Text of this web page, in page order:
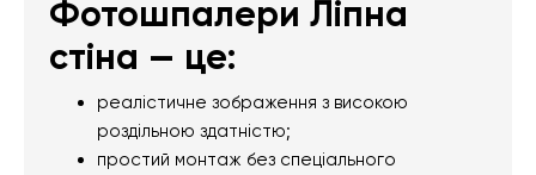
Фотошпалери Ліпна
стіна — це:
реалістичне зображення з високою
роздільною здатністю;
простий монтаж без спеціального